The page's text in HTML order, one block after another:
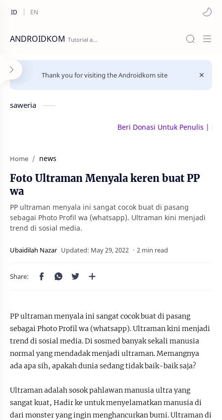
ANDROIDKOM
Thank you for visiting the Androidkom site
saweria
Beri Donasi Untuk Penulis |
Home news
Foto Ultraman Menyala keren buat PP
wa
PP ultraman menyala ini sangat cocok buat di pasang
sebagai Photo Profil wa (whatsapp). Ultraman kini menjadi
trend di sosial media.
2 min read
PP ultraman menyala ini sangat cocok buat di pasang
sebagai Photo Profil wa (whatsapp). Ultraman kini menjadi
trend di sosial media. Di sosmed banyak sekali manusia
normal yang mendadak menjadi ultraman. Memangnya
ada apa sih, apakah dunia sedang tidak baik-baik saja?
Ultraman adalah sosok pahlawan manusia ultra yang
sangat kuat, Hadir ke untuk menyelamatkan manusia di
dari monster yang ingin menghancurkan bumi. Ultraman di